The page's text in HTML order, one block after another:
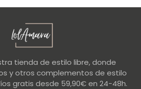
tienda de estilo libre, donde
y otros complementos de estilo
gratis desde 59,90€ en 24-48h.